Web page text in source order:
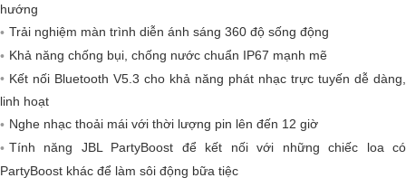
hướng
Trải nghiệm màn trình diễn ánh sáng 360 độ sống động
Khả năng chống bụi, chống nước chuẩn IP67 mạnh mẽ
Kết nối Bluetooth V5.3 cho khả năng phát nhạc trực tuyến dễ dàng,
linh hoạt
Nghe nhạc thoải mái với thời lượng pin lên đến 12 giờ
Tính năng JBL PartyBoost để kết nối với những chiếc loa có
PartyBoost khác để làm sôi động bữa tiệc